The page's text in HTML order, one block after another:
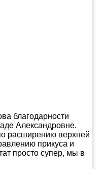
благодарности
Александровне.
расширению верхней
прикуса и
просто супер, мы в